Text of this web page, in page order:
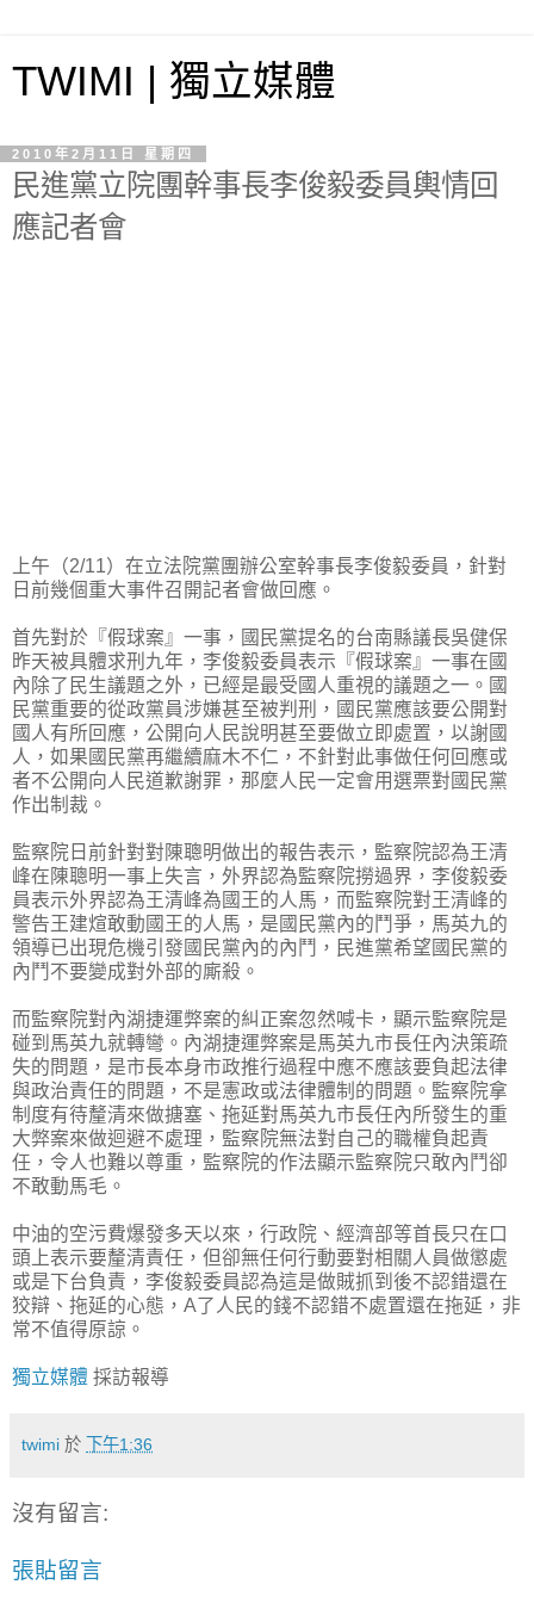
TWIMI | 獨立媒體
2010年2月11日 星期四
民進黨立院團幹事長李俊毅委員輿情回
應記者會
上午（2/11）在立法院黨團辦公室幹事長李俊毅委員，針對
日前幾個重大事件召開記者會做回應。
首先對於『假球案』一事，國民黨提名的台南縣議長吳健保
昨天被具體求刑九年，李俊毅委員表示『假球案』一事在國
內除了民生議題之外，已經是最受國人重視的議題之一。國
民黨重要的從政黨員涉嫌甚至被判刑，國民黨應該要公開對
國人有所回應，公開向人民說明甚至要做立即處置，以謝國
人，如果國民黨再繼續麻木不仁，不針對此事做任何回應或
者不公開向人民道歉謝罪，那麼人民一定會用選票對國民黨
作出制裁。
監察院日前針對對陳聰明做出的報告表示，監察院認為王清
峰在陳聰明一事上失言，外界認為監察院撈過界，李俊毅委
員表示外界認為王清峰為國王的人馬，而監察院對王清峰的
警告王建煊敢動國王的人馬，是國民黨內的鬥爭，馬英九的
領導已出現危機引發國民黨內的內鬥，民進黨希望國民黨的
內鬥不要變成對外部的廝殺。
而監察院對內湖捷運弊案的糾正案忽然喊卡，顯示監察院是
碰到馬英九就轉彎。內湖捷運弊案是馬英九市長任內決策疏
失的問題，是市長本身市政推行過程中應不應該要負起法律
與政治責任的問題，不是憲政或法律體制的問題。監察院拿
制度有待釐清來做搪塞、拖延對馬英九市長任內所發生的重
大弊案來做迴避不處理，監察院無法對自己的職權負起責
任，令人也難以尊重，監察院的作法顯示監察院只敢內鬥卻
不敢動馬毛。
中油的空污費爆發多天以來，行政院、經濟部等首長只在口
頭上表示要釐清責任，但卻無任何行動要對相關人員做懲處
或是下台負責，李俊毅委員認為這是做賊抓到後不認錯還在
狡辯、拖延的心態，A了人民的錢不認錯不處置還在拖延，非
常不值得原諒。
獨立媒體 採訪報導
twimi 於 下午1:36
沒有留言:
張貼留言